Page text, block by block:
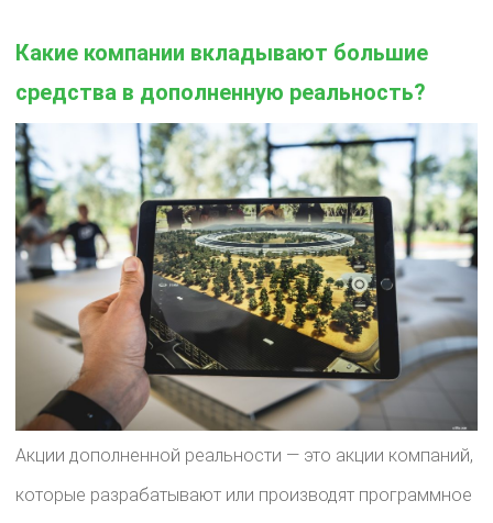
Какие компании вкладывают большие
средства в дополненную реальность?
Акции дополненной реальности — это акции компаний,
которые разрабатывают или производят программное